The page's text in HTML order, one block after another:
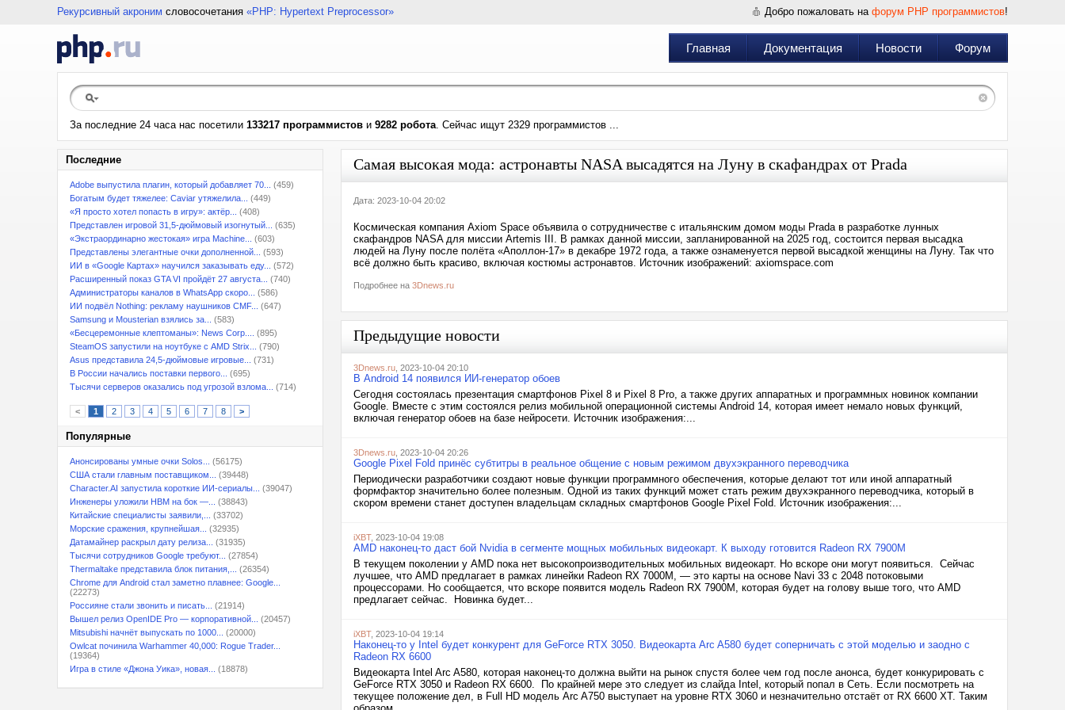
Рекурсивный акроним словосочетания «PHP: Hypertext Preprocessor» Добро пожаловать на форум PHP программистов!
Главная Документация Новости Форум
За последние 24 часа нас посетили 133217 программистов и 9282 робота. Сейчас ищут 2329 программистов ...
Последние
Adobe выпустила плагин, который добавляет 70...
(459)
Богатым будет тяжелее: Caviar утяжелила...
(449)
«Я просто хотел попасть в игру»: актёр...
(408)
Представлен игровой 31,5-дюймовый изогнутый...
(635)
«Экстраординарно жестокая» игра Machine...
(603)
Представлены элегантные очки дополненной...
(593)
ИИ в «Google Картах» научился заказывать еду...
(572)
Расширенный показ GTA VI пройдёт 27 августа...
(740)
Администраторы каналов в WhatsApp скоро...
(586)
ИИ подвёл Nothing: рекламу наушников CMF...
(647)
Samsung и Mousterian взялись за...
(583)
«Бесцеремонные клептоманы»: News Corp....
(895)
SteamOS запустили на ноутбуке с AMD Strix...
(790)
Asus представила 24,5-дюймовые игровые...
(731)
В России начались поставки первого...
(695)
Тысячи серверов оказались под угрозой взлома...
(714)
< 1 2 3 4 5 6 7 8 >
Популярные
Анонсированы умные очки Solos...
(56175)
США стали главным поставщиком...
(39448)
Character.AI запустила короткие ИИ-сериалы...
(39047)
Инженеры уложили HBM на бок —...
(38843)
Китайские специалисты заявили,...
(33702)
Морские сражения, крупнейшая...
(32935)
Датамайнер раскрыл дату релиза...
(31935)
Тысячи сотрудников Google требуют...
(27854)
Thermaltake представила блок питания,...
(26354)
Chrome для Android стал заметно плавнее: Google...
(22273)
Россияне стали звонить и писать...
(21914)
Вышел релиз OpenIDE Pro — корпоративной...
(20457)
Mitsubishi начнёт выпускать по 1000...
(20000)
Owlcat починила Warhammer 40,000: Rogue Trader...
(19364)
Игра в стиле «Джона Уика», новая...
(18878)
Самая высокая мода: астронавты NASA высадятся на Луну в скафандрах от Prada
Дата: 2023-10-04 20:02
Космическая компания Axiom Space объявила о сотрудничестве с итальянским домом моды Prada в разработке лунных
скафандров NASA для миссии Artemis III. В рамках данной миссии, запланированной на 2025 год, состоится первая высадка
людей на Луну после полёта «Аполлон-17» в декабре 1972 года, а также ознаменуется первой высадкой женщины на Луну. Так что
всё должно быть красиво, включая костюмы астронавтов. Источник изображений: axiomspace.com
Подробнее на 3Dnews.ru
Предыдущие новости
3Dnews.ru , 2023-10-04 20:10
В Android 14 появился ИИ-генератор обоев
Сегодня состоялась презентация смартфонов Pixel 8 и Pixel 8 Pro, а также других аппаратных и программных новинок компании
Google. Вместе с этим состоялся релиз мобильной операционной системы Android 14, которая имеет немало новых функций,
включая генератор обоев на базе нейросети. Источник изображения:...
3Dnews.ru , 2023-10-04 20:26
Google Pixel Fold принёс субтитры в реальное общение с новым режимом двухэкранного переводчика
Периодически разработчики создают новые функции программного обеспечения, которые делают тот или иной аппаратный
формфактор значительно более полезным. Одной из таких функций может стать режим двухэкранного переводчика, который в
скором времени станет доступен владельцам складных смартфонов Google Pixel Fold. Источник изображения:...
iXBT, 2023-10-04 19:08
AMD наконец-то даст бой Nvidia в сегменте мощных мобильных видеокарт. К выходу готовится Radeon RX 7900M
В текущем поколении у AMD пока нет высокопроизводительных мобильных видеокарт. Но вскоре они могут появиться. Сейчас
лучшее, что AMD предлагает в рамках линейки Radeon RX 7000M, — это карты на основе Navi 33 с 2048 потоковыми
процессорами. Но сообщается, что вскоре появится модель Radeon RX 7900M, которая будет на голову выше того, что AMD
предлагает сейчас. Новинка будет...
iXBT, 2023-10-04 19:14
Наконец-то у Intel будет конкурент для GeForce RTX 3050. Видеокарта Arc A580 будет соперничать с этой моделью и заодно с
Radeon RX 6600
Видеокарта Intel Arc A580, которая наконец-то должна выйти на рынок спустя более чем год после анонса, будет конкурировать с
GeForce RTX 3050 и Radeon RX 6600. По крайней мере это следует из слайда Intel, который попал в Сеть. Если посмотреть на
текущее положение дел, в Full HD модель Arc A750 выступает на уровне RTX 3060 и незначительно отстаёт от RX 6600 XT. Таким